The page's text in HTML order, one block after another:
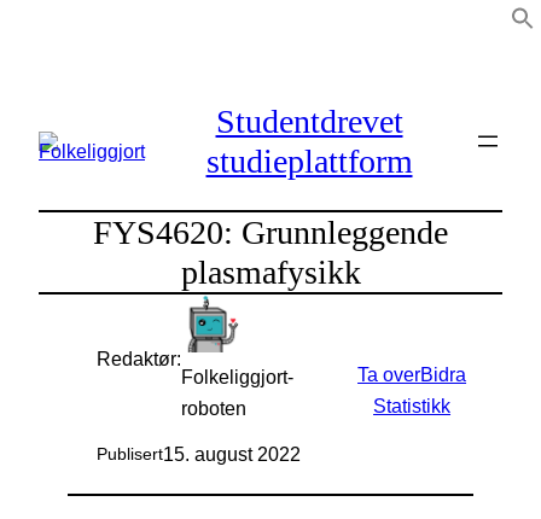
Studentdrevet
studieplattform
FYS4620: Grunnleggende
plasmafysikk
Redaktør:
Folkeliggjort-
roboten
Publisert15. august 2022
Ta overBidra
Statistikk